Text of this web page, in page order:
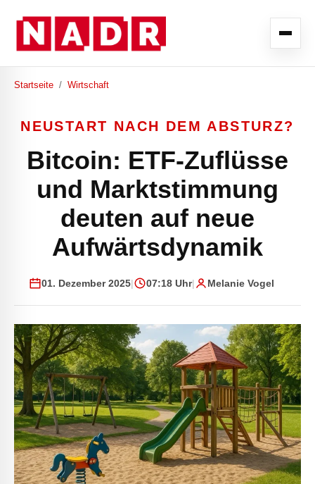
Startseite / Wirtschaft
NEUSTART NACH DEM ABSTURZ?
Bitcoin: ETF-Zuflüsse
und Marktstimmung
deuten auf neue
Aufwärtsdynamik
01. Dezember 2025| 07:18 Uhr| Melanie Vogel